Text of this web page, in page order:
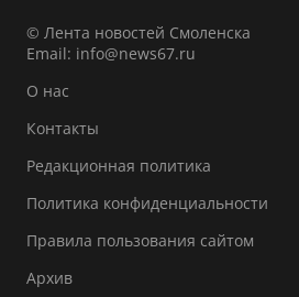
© Лента новостей Смоленска
Email: info@news67.ru
О нас
Контакты
Редакционная политика
Политика конфиденциальности
Правила пользования сайтом
Архив